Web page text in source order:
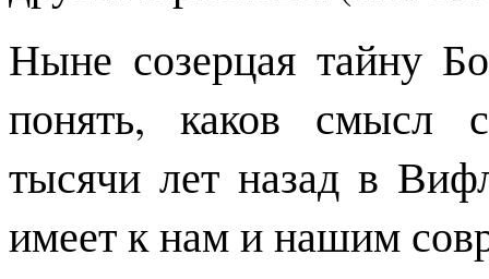
Ныне созерцая тайну
понять, каков смысл
тысячи лет назад в
имеет к нам и нашим